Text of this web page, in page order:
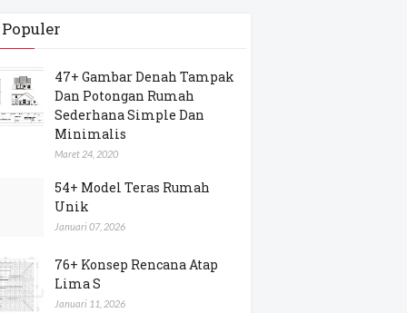
47+ Gambar Denah Tampak
Dan Potongan Rumah
Sederhana Simple Dan
Minimalis
Maret 24, 2020
54+ Model Teras Rumah
Unik
Januari 07, 2026
76+ Konsep Rencana Atap
Lima S
Januari 11, 2026